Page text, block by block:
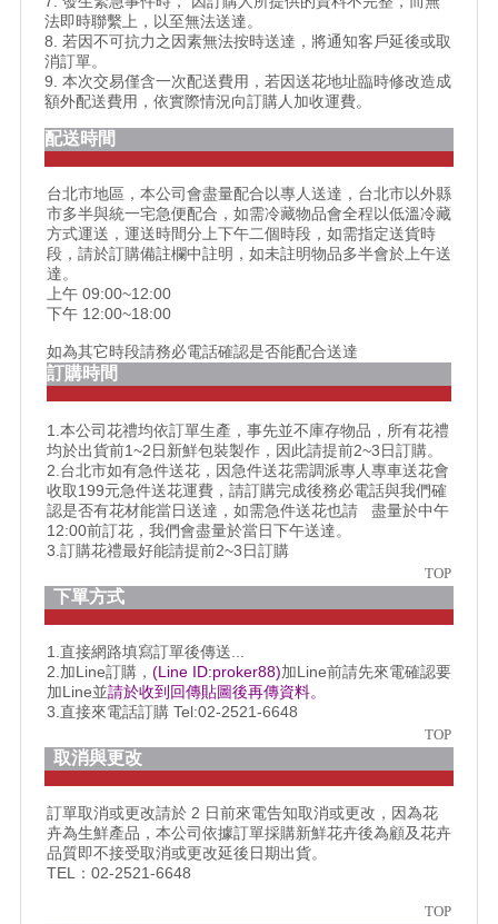
法即時聯繫上，以至無法送達。
8. 若因不可抗力之因素無法按時送達，將通知客戶延後或取
消訂單。
9. 本次交易僅含一次配送費用，若因送花地址臨時修改造成
額外配送費用，依實際情況向訂購人加收運費。
配送時間
台北市地區，本公司會盡量配合以專人送達，台北市以外縣
市多半與統一宅急便配合，如需冷藏物品會全程以低溫冷藏
方式運送，運送時間分上下午二個時段，如需指定送貨時
段，請於訂購備註欄中註明，如未註明物品多半會於上午送
達。
上午 09:00~12:00
下午 12:00~18:00
如為其它時段請務必電話確認是否能配合送達
訂購時間
1.本公司花禮均依訂單生產，事先並不庫存物品，所有花禮
均於出貨前1~2日新鮮包裝製作，因此請提前2~3日訂購。
2.台北市如有急件送花，因急件送花需調派專人專車送花會
收取199元急件送花運費，請訂購完成後務必電話與我們確
認是否有花材能當日送達，如需急件送花也請 盡量於中午
12:00前訂花，我們會盡量於當日下午送達。
3.訂購花禮最好能請提前2~3日訂購
TOP
下單方式
1.直接網路填寫訂單後傳送...
2.加Line訂購， (Line ID:proker88)加Line前請先來電確認要
加Line並請於收到回傳貼圖後再傳資料。
3.直接來電話訂購 Tel:02-2521-6648
TOP
取消與更改
訂單取消或更改請於 2 日前來電告知取消或更改，因為花
卉為生鮮產品，本公司依據訂單採購新鮮花卉後為顧及花卉
品質即不接受取消或更改延後日期出貨。
TEL：02-2521-6648
TOP